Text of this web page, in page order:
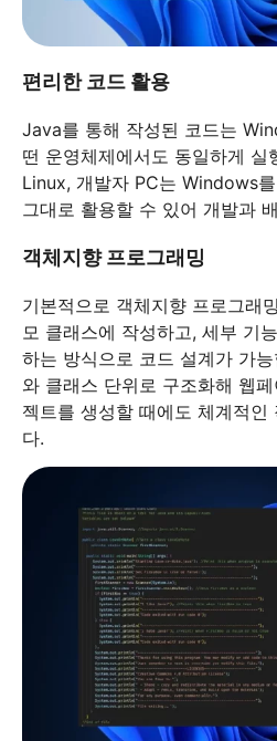
편리한 코드 활용
Java를 통해 작성된 코드는
떤 운영체제에서도 동일하게 실
Linux, 개발자 PC는 Windows
그대로 활용할 수 있어 개발과
객체지향 프로그래밍
기본적으로 객체지향 프로그래
모 클래스에 작성하고, 세부 기
하는 방식으로 코드 설계가 가
와 클래스 단위로 구조화해 웹
젝트를 생성할 때에도 체계적인
다.